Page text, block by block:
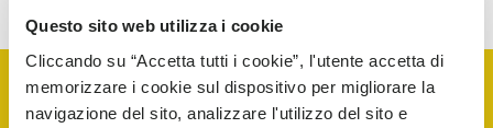
Questo sito web utilizza i cookie
Cliccando su “Accetta tutti i cookie”, l'utente accetta di
memorizzare i cookie sul dispositivo per migliorare la
navigazione del sito, analizzare l'utilizzo del sito e